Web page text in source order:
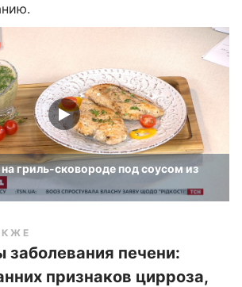
на гриль-сковороде под соусом из
печени:
признаков цирроза,